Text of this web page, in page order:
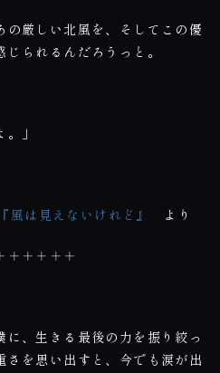
の厳しい北風を、そしてこの優
じられるんだろうっと。
。」
『風は見えないけれど』 より
＋＋＋＋＋
に、生きる最後の力を振り絞っ
さを思い出すと、今でも涙が出